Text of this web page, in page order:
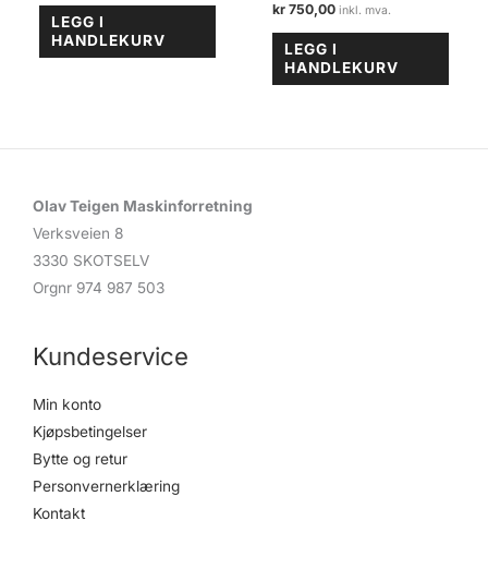
LEGG I
HANDLEKURV
kr 750,00
LEGG I
HANDLEKURV
Olav Teigen Maskinforretning
Verksveien 8
3330 SKOTSELV
Orgnr 974 987 503
Kundeservice
Min konto
Kjøpsbetingelser
Bytte og retur
Personvernerklæring
Kontakt